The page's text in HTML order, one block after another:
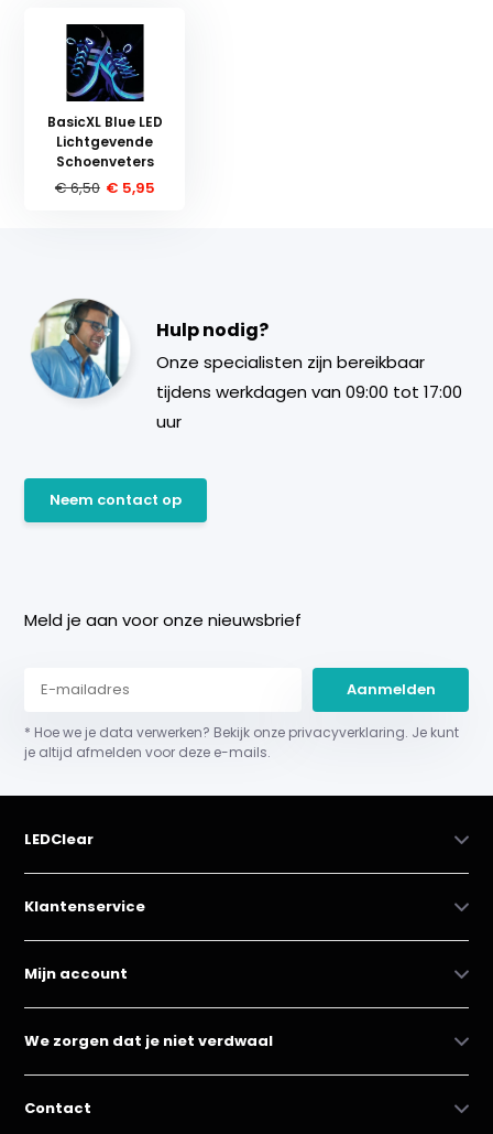
BasicXL Blue LED
Lichtgevende
Schoenveters
€ 6,50 € 5,95
Hulp nodig?
Onze specialisten zijn bereikbaar
tijdens werkdagen van 09:00 tot 17:00
uur
Neem contact op
Meld je aan voor onze nieuwsbrief
Aanmelden
* Hoe we je data verwerken? Bekijk onze privacyverklaring. Je kunt
je altijd afmelden voor deze e-mails.
LEDClear
Klantenservice
Mijn account
We zorgen dat je niet verdwaal
Contact